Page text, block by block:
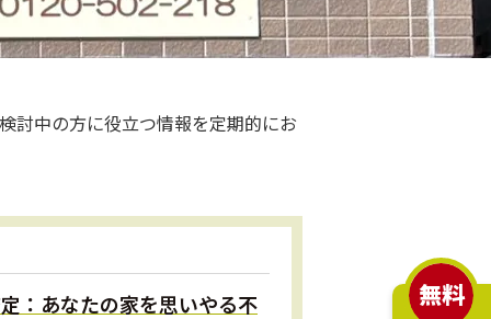
討中の方に役立つ情報を定期的にお
：あなたの家を思いやる不 無料